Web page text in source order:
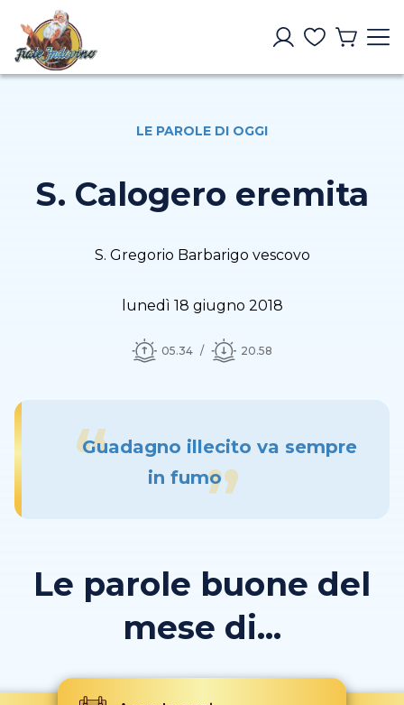
LE PAROLE DI OGGI
S. Calogero eremita
S. Gregorio Barbarigo vescovo
lunedì 18 giugno 2018
05.34 20.58
Guadagno illecito va sempre
in fumo
Le parole buone del
mese di...